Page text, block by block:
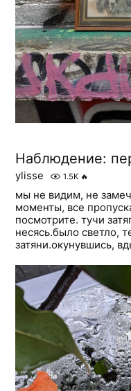
Наблюдение:
ylisse 1.5K 🔥
мы не видим, не
моменты, все
посмотрите. тучи
несясь.было светло,
затяни.окунувшись,